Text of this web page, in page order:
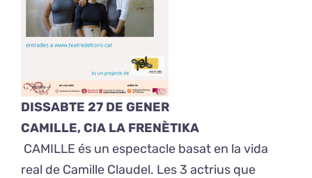
DISSABTE 27 DE GENER
CAMILLE, CIA LA FRENÈTIKA
CAMILLE és un espectacle basat en la vida
real de Camille Claudel. Les 3 actrius que